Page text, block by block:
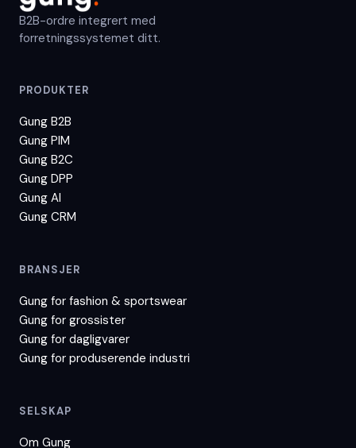
B2B-ordre integrert med
forretningssystemet ditt.
PRODUKTER
Gung B2B
Gung PIM
Gung B2C
Gung DPP
Gung AI
Gung CRM
BRANSJER
Gung for fashion & sportswear
Gung for grossister
Gung for dagligvarer
Gung for produserende industri
SELSKAP
Om Gung